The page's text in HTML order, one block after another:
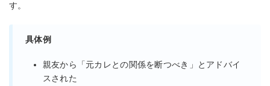
す。
具体例
親友から「元カレとの関係を断つべき」とアドバイ
スされた